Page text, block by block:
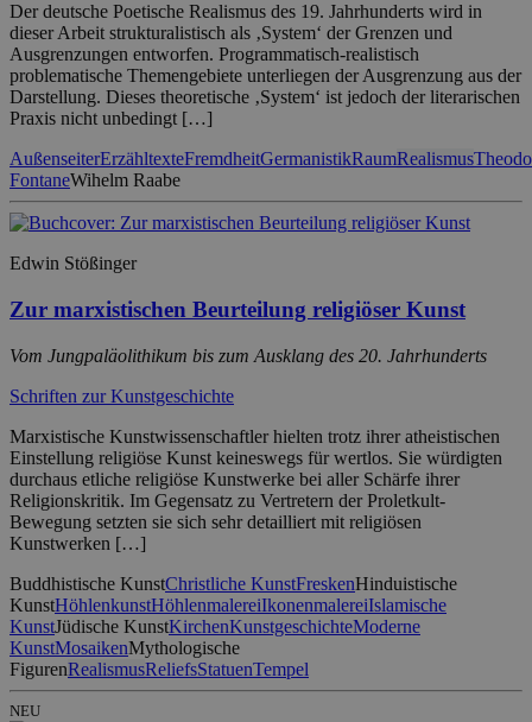
Der deutsche Poetische Realismus des 19. Jahrhunderts wird in
dieser Arbeit strukturalistisch als ‚System‘ der Grenzen und
Ausgrenzungen entworfen. Programmatisch-realistisch
problematische Themengebiete unterliegen der Ausgrenzung aus der
Darstellung. Dieses theoretische ‚System‘ ist jedoch der literarischen
Praxis nicht unbedingt […]
AußenseiterErzähltexteFremdheitGermanistikRaumRealismus
FontaneWihelm Raabe
Edwin Stößinger
Zur marxistischen Beurteilung religiöser Kunst
Vom Jungpaläolithikum bis zum Ausklang des 20. Jahrhunderts
Schriften zur Kunstgeschichte
Marxistische Kunstwissenschaftler hielten trotz ihrer atheistischen
Einstellung religiöse Kunst keineswegs für wertlos. Sie würdigten
durchaus etliche religiöse Kunstwerke bei aller Schärfe ihrer
Religionskritik. Im Gegensatz zu Vertretern der Proletkult-
Bewegung setzten sie sich sehr detailliert mit religiösen
Kunstwerken […]
Buddhistische KunstChristliche KunstFreskenHinduistische
KunstHöhlenkunstHöhlenmalereiIkonenmalereiIslamische
KunstJüdische KunstKirchenKunstgeschichteModerne
KunstMosaikenMythologische
FigurenRealismusReliefsStatuenTempel
NEU